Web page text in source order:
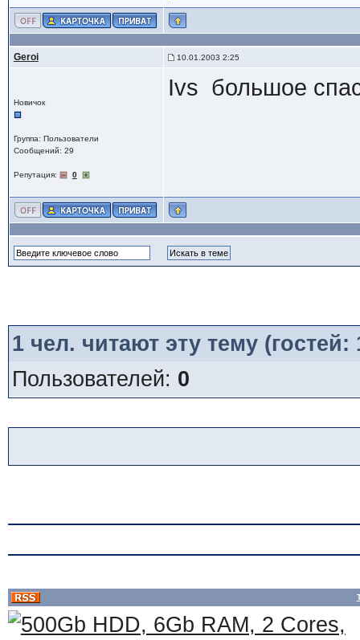
Geroi 10.01.2003 2:25
Новичок
Группа: Пользователи
Сообщений: 29
Репутация: 0
Ivs большое
1чел. читают эту тему
Пользователей: 0